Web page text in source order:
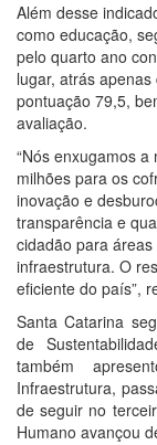
Além desse
como educação,
pelo quarto ano
lugar, atrás
pontuação 79,5,
avaliação.
“Nós enxugamos
milhões para os
inovação e
transparência e
cidadão para
infraestrutura. O
eficiente do país”,
Santa Catarina
de
também
Infraestrutura,
de seguir no
Humano avançou